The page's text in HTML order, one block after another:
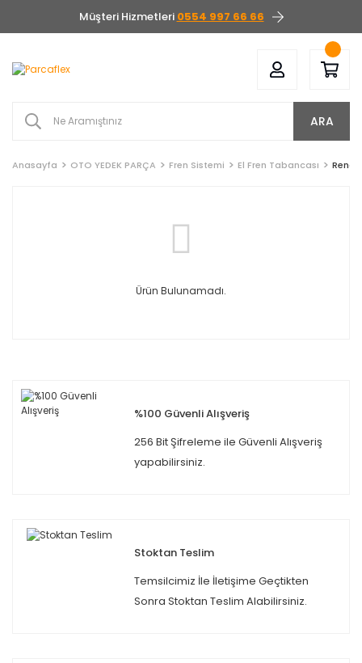
Müşteri Hizmetleri 0554 997 66 66
ARA
Anasayfa OTO YEDEK PARÇA Fren Sistemi El Fren Tabancası
Ürün Bulunamadı.
%100 Güvenli Alışveriş
256 Bit Şifreleme ile Güvenli Alışveriş
yapabilirsiniz.
Stoktan Teslim
Temsilcimiz İle İletişime Geçtikten
Sonra Stoktan Teslim Alabilirsiniz.